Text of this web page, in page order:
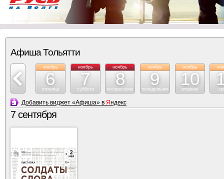
Афиша Тольятти
5
ноябрь
6
пятница
ноябрь
7
суббота
ноябрь
8
воскресение
ноябрь
9
понедельник
ноябрь
10
вторник
Добавить виджет «Афиша» в Яндекс
7 сентября